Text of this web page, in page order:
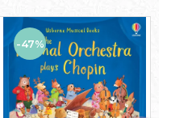
-47%